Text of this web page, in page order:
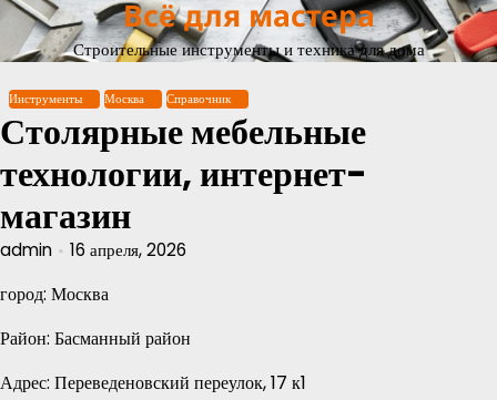
Перейти
содержимому
Всё для мастера
Строительные инструменты и техника для дома
Инструменты Москва Справочник
Столярные мебельные
технологии, интернет-
магазин
admin 16 апреля, 2026
город: Москва
Район: Басманный район
Адрес: Переведеновский переулок, 17 к1